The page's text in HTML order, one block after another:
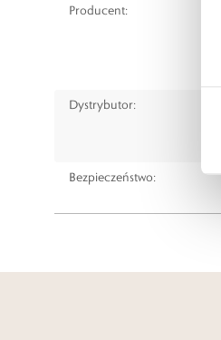
Producent:
Dystrybutor:
Bezpieczeństwo: